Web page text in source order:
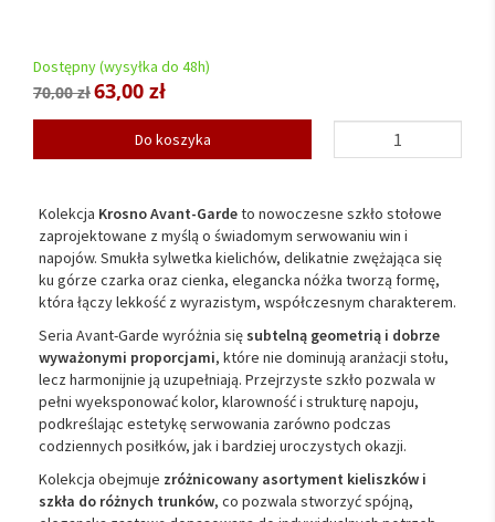
Dostępny (wysyłka do 48h)
70,00 zł63,00 zł
Do koszyka
Kolekcja Krosno Avant-Gardeto nowoczesne szkło stołowe
zaprojektowane z myślą o świadomym serwowaniu win i
napojów. Smukła sylwetka kielichów, delikatnie zwężająca się
ku górze czarka oraz cienka, elegancka nóżka tworzą formę,
która łączy lekkość z wyrazistym, współczesnym charakterem.
Seria Avant-Garde wyróżnia się subtelną geometrią i dobrze
wyważonymi proporcjami, które nie dominują aranżacji stołu,
lecz harmonijnie ją uzupełniają. Przejrzyste szkło pozwala w
pełni wyeksponować kolor, klarowność i strukturę napoju,
podkreślając estetykę serwowania zarówno podczas
codziennych posiłków, jak i bardziej uroczystych okazji.
Kolekcja obejmuje zróżnicowany asortyment kieliszków i
szkła do różnych trunków, co pozwala stworzyć spójną,